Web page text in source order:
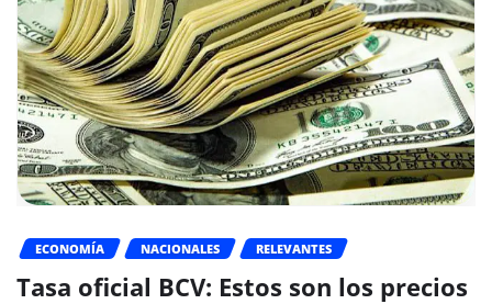
ECONOMÍA NACIONALES RELEVANTES
Tasa oficial BCV: Estos son los precios